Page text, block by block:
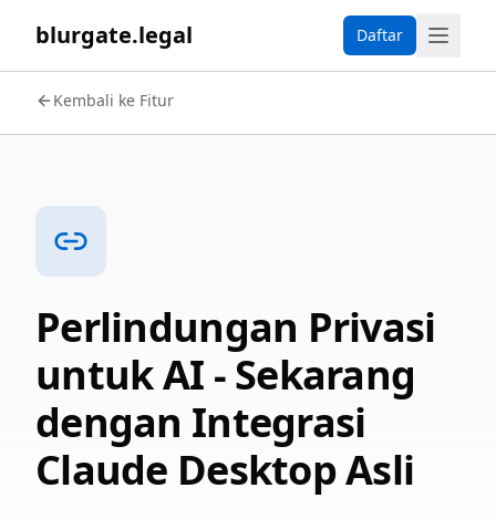
blurgate.legal Daftar
Kembali ke Fitur
Perlindungan Privasi
untuk AI - Sekarang
dengan Integrasi
Claude Desktop Asli